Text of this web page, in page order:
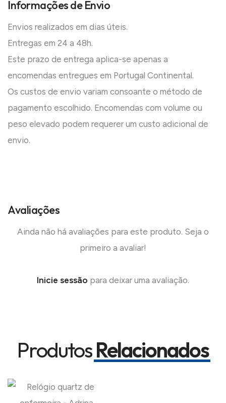
Informações de Envio
Envios realizados em dias úteis.
Entregas em 24 a 48h.
Este prazo de entrega aplica-se apenas a
encomendas entregues em Portugal Continental.
Os custos de envio variam consoante o método de
pagamento escolhido. Encomendas com volume ou
peso elevado podem requerer um custo adicional de
envio.
Avaliações
Ainda não há avaliações para este produto. Seja o
primeiro a avaliar!
Inicie sessão para deixar uma avaliação.
ProdutosRelacionados